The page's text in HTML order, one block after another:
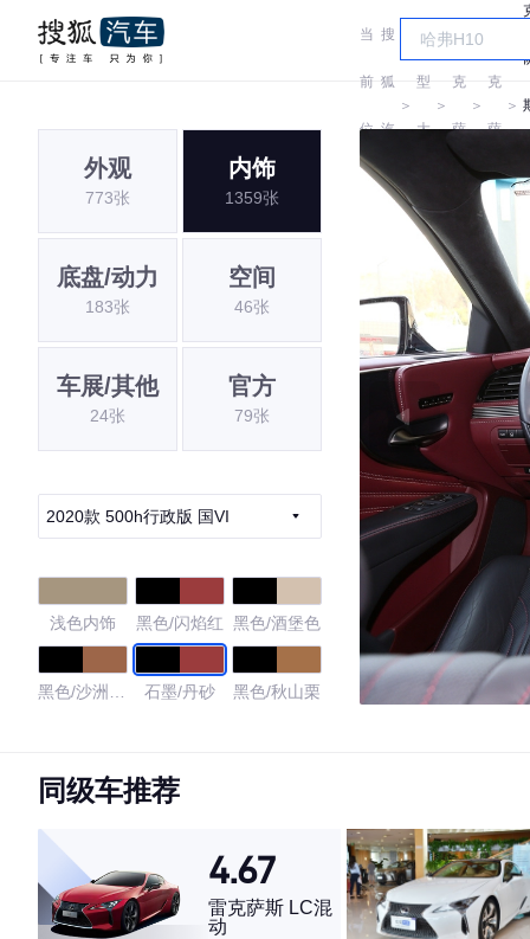
当
前
位
置:
搜
狐
汽
车
＞
车
型
大
＞
雷
克
萨
＞
克
萨
斯
＞
外观
773张
内饰
1359张
底盘/动力
183张
空间
46张
车展/其他
24张
官方
79张
2020款 500h行政版 国VI
浅色内饰 黑色/闪焰红 黑色/酒堡色
黑色/沙洲驼
石墨/丹砂 黑色/秋山栗
4.52
·外观表现一般，低于74%同级车
·内饰表现较为优秀，优于78%同级车
·空间表现一般，低于84%同级车
同级车推荐
4.67
雷克萨斯 LC混
动